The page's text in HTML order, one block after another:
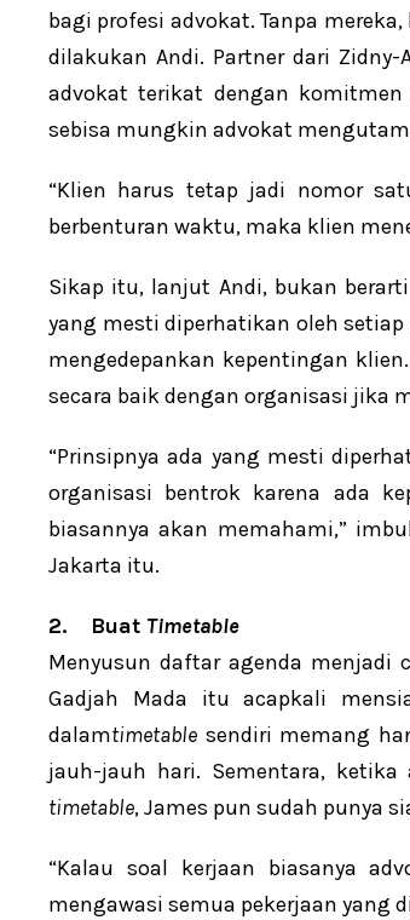
bagi profesi advokat. Tanpa
dilakukan Andi. Partner dari
advokat terikat dengan
sebisa mungkin advokat
“Klien harus tetap jadi nomor
berbenturan waktu, maka klien
Sikap itu, lanjut Andi, bukan
yang mesti diperhatikan oleh
mengedepankan kepentingan
secara baik dengan organisasi jika
“Prinsipnya ada yang mesti
organisasi bentrok karena ada
biasannya akan memahami,”
Jakarta itu.
2. Buat Timetable
Menyusun daftar agenda menjadi
Gadjah Mada itu acapkali
dalamtimetable sendiri memang
jauh-jauh hari. Sementara,
timetable, James pun sudah punya
“Kalau soal kerjaan biasanya
mengawasi semua pekerjaan yang